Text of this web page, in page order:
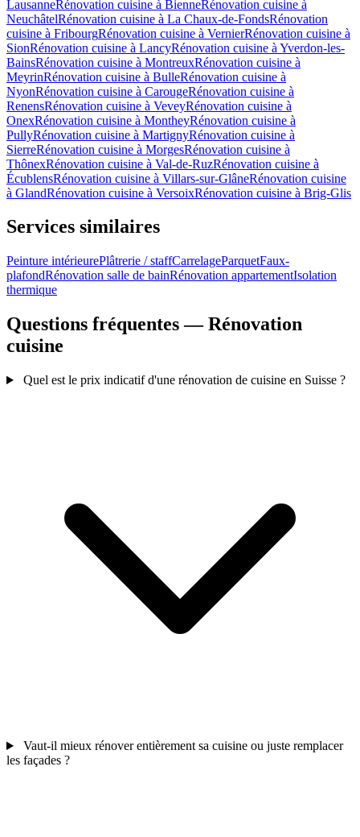
LausanneRénovation cuisine à BienneRénovation cuisine à
NeuchâtelRénovation cuisine à La Chaux-de-FondsRénovation
cuisine à FribourgRénovation cuisine à VernierRénovation cuisine à
SionRénovation cuisine à LancyRénovation cuisine à Yverdon-les-
BainsRénovation cuisine à MontreuxRénovation cuisine à
MeyrinRénovation cuisine à BulleRénovation cuisine à
NyonRénovation cuisine à CarougeRénovation cuisine à
RenensRénovation cuisine à VeveyRénovation cuisine à
OnexRénovation cuisine à MontheyRénovation cuisine à
PullyRénovation cuisine à MartignyRénovation cuisine à
SierreRénovation cuisine à MorgesRénovation cuisine à
ThônexRénovation cuisine à Val-de-RuzRénovation cuisine à
ÉcublensRénovation cuisine à Villars-sur-GlâneRénovation cuisine
à GlandRénovation cuisine à VersoixRénovation cuisine à Brig-Glis
Services similaires
Peinture intérieurePlâtrerie / staffCarrelageParquetFaux-
plafondRénovation salle de bainRénovation appartementIsolation
thermique
Questions fréquentes — Rénovation
cuisine
Quel est le prix indicatif d'une rénovation de cuisine en Suisse ?
Vaut-il mieux rénover entièrement sa cuisine ou juste remplacer
les façades ?